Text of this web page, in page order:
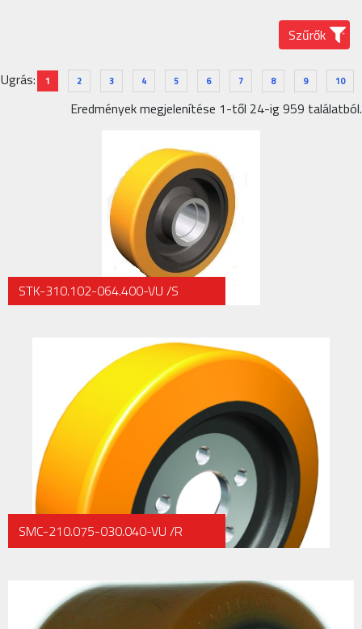
Szűrők
Ugrás: 1 2 3 4 5 6 7 8 9 10
Eredmények megjelenítése 1-től 24-ig 959 találatból.
STK-310.102-064.400-VU /S
SMC-210.075-030.040-VU /R